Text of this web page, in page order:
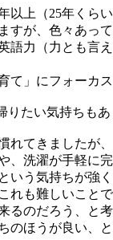
以上（25年くら
すが、色々あっ
語力（力とも言
て」にフォーカ
りたい気持ちも
れてきましたが
、洗濯が手軽に
いう気持ちが強
れも難しいこと
るのだろう、と
のほうが良い、